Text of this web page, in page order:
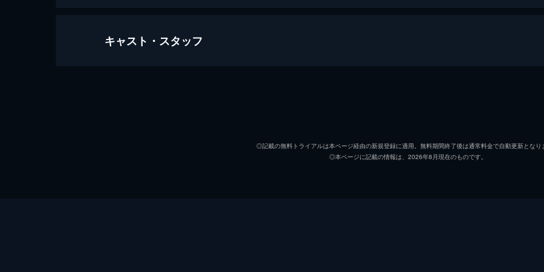
世界の涯ての鼓動
キャスト・スタッフ
ドクター・シャディッド
◎記載の無料トライアルは本ページ経由の新規登録に適用。無料期間終了後は通常料金で自動更新となり
◎本ページに記載の情報は、2026年8月現在のものです。